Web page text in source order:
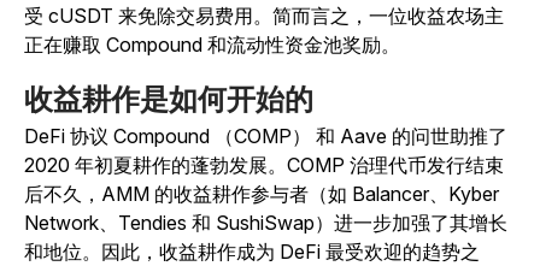
受 cUSDT 来免除交易费用。简而言之，一位收益农场主
正在赚取 Compound 和流动性资金池奖励。
收益耕作是如何开始的
DeFi 协议 Compound （COMP） 和 Aave 的问世助推了
2020 年初夏耕作的蓬勃发展。COMP 治理代币发行结束
后不久，AMM 的收益耕作参与者（如 Balancer、Kyber
Network、Tendies 和 SushiSwap）进一步加强了其增长
和地位。因此，收益耕作成为 DeFi 最受欢迎的趋势之